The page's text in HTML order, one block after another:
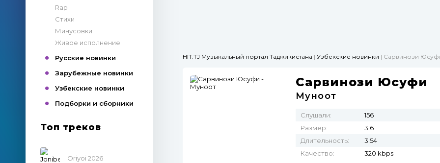
Rap
Стихи
Минусовки
Живое исполнение
Русские новинки
Зарубежные новинки
Узбекские новинки
Подборки и сборники
Топ треков
Oriyoi 2026
HIT.TJ Музыкальный портал Таджикистана | Узбекские новинки | Сарвинози
Сарвинози Юсуфи
Муноҷот
Слушали:
156
Размер:
3.6
Длительность:
3:54
Качество:
320 kbps